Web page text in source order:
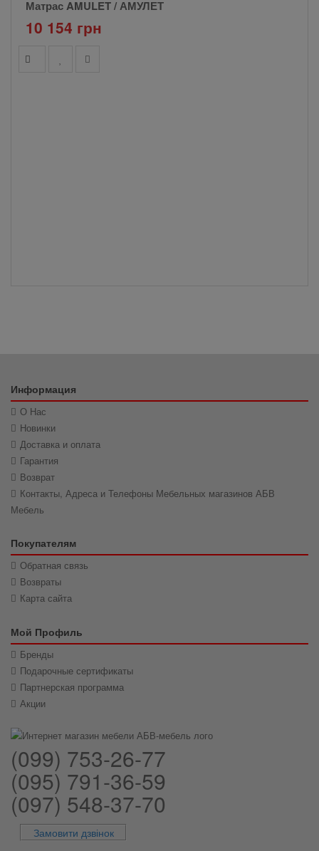
Матрас AMULET / АМУЛЕТ
10 154 грн
Информация
О Нас
Новинки
Доставка и оплата
Гарантия
Возврат
Контакты, Адреса и Телефоны Мебельных магазинов АБВ
Мебель
Покупателям
Обратная связь
Возвраты
Карта сайта
Мой Профиль
Бренды
Подарочные сертификаты
Партнерская программа
Акции
(099) 753-26-77
(095) 791-36-59
(097) 548-37-70
Замовити дзвінок